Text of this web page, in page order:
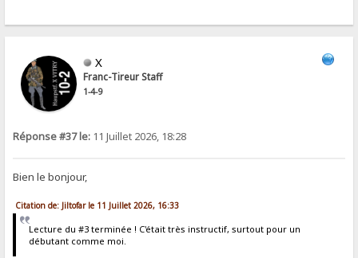
X
Franc-Tireur Staff
1-4-9
Réponse #37 le: 11 Juillet 2026, 18:28
Bien le bonjour,
Citation de: Jiltofar le 11 Juillet 2026, 16:33
Lecture du #3 terminée ! C'était très instructif, surtout pour un
débutant comme moi.